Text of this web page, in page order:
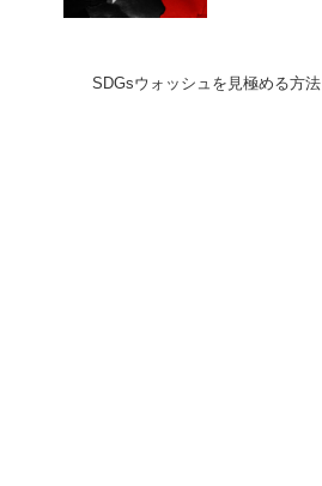
SDGsウォッシュを見極める方法